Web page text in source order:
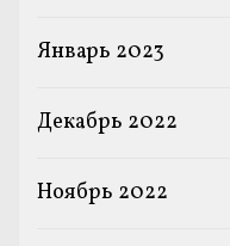
Январь 2023
Декабрь 2022
Ноябрь 2022